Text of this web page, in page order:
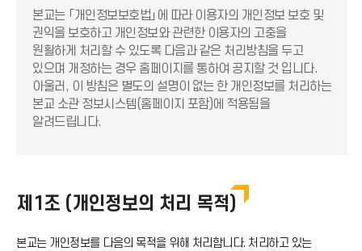
본교는 「개인정보보호법」에 따라 이용자의 개인정보 보호 및
권익을 보호하고 개인정보와 관련한 이용자의 고충을
원활하게 처리할 수 있도록 다음과 같은 처리방침을 두고
있으며 개정하는 경우 홈페이지를 통하여 공지할 것 입니다.
아울러, 이 방침은 별도의 설명이 없는 한 개인정보를 처리하는
본교 소관 정보시스템(홈페이지 포함)에 적용됨을
알려드립니다.
제1조 (개인정보의 처리 목적)
본교는 개인정보를 다음의 목적을 위해 처리합니다. 처리하고 있는